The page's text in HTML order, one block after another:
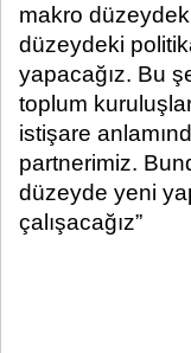
makro
düzeydeki
yapacağız. Bu
toplum
istişare
partnerimiz.
düzeyde yeni
çalışacağız”